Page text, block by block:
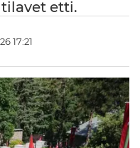
etti.
17:21